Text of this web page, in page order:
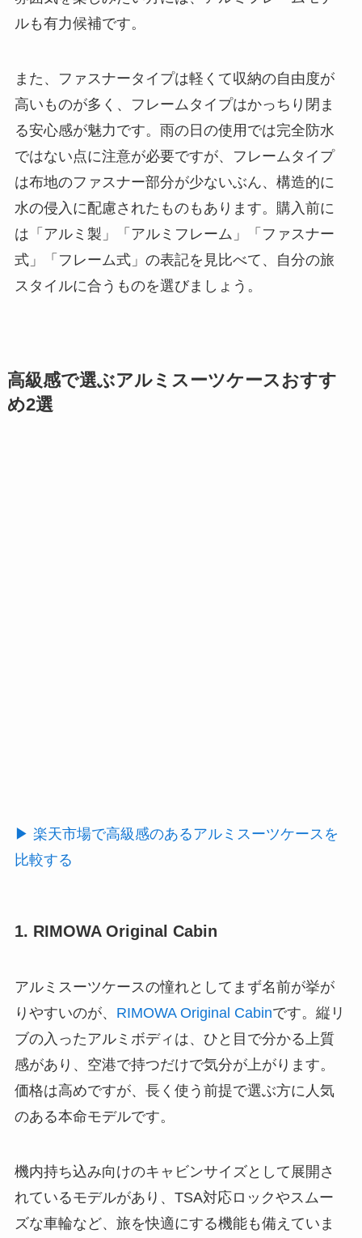
ルも有力候補です。
また、ファスナータイプは軽くて収納の自由度が
高いものが多く、フレームタイプはかっちり閉ま
る安心感が魅力です。雨の日の使用では完全防水
ではない点に注意が必要ですが、フレームタイプ
は布地のファスナー部分が少ないぶん、構造的に
水の侵入に配慮されたものもあります。購入前に
は「アルミ製」「アルミフレーム」「ファスナー
式」「フレーム式」の表記を見比べて、自分の旅
スタイルに合うものを選びましょう。
高級感で選ぶアルミスーツケースおすす
め2選
▶ 楽天市場で高級感のあるアルミスーツケースを
比較する
1. RIMOWA Original Cabin
アルミスーツケースの憧れとしてまず名前が挙が
りやすいのが、 RIMOWA Original Cabinです。縦リ
ブの入ったアルミボディは、ひと目で分かる上質
感があり、空港で持つだけで気分が上がります。
価格は高めですが、長く使う前提で選ぶ方に人気
のある本命モデルです。
機内持ち込み向けのキャビンサイズとして展開さ
れているモデルがあり、TSA対応ロックやスムー
ズな車輪など、旅を快適にする機能も備えていま